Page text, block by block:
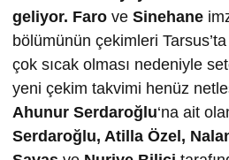
geliyor. Faro ve Sinehane
bölümünün çekimleri
çok sıcak olması nedeniyle
yeni çekim takvimi henüz
Ahunur Serdaroğ lu‘na ait
Serdaroğ lu, Atilla Özel,